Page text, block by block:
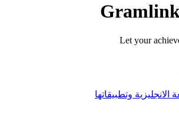
Let your
الانجليزية وتطبيقاتها